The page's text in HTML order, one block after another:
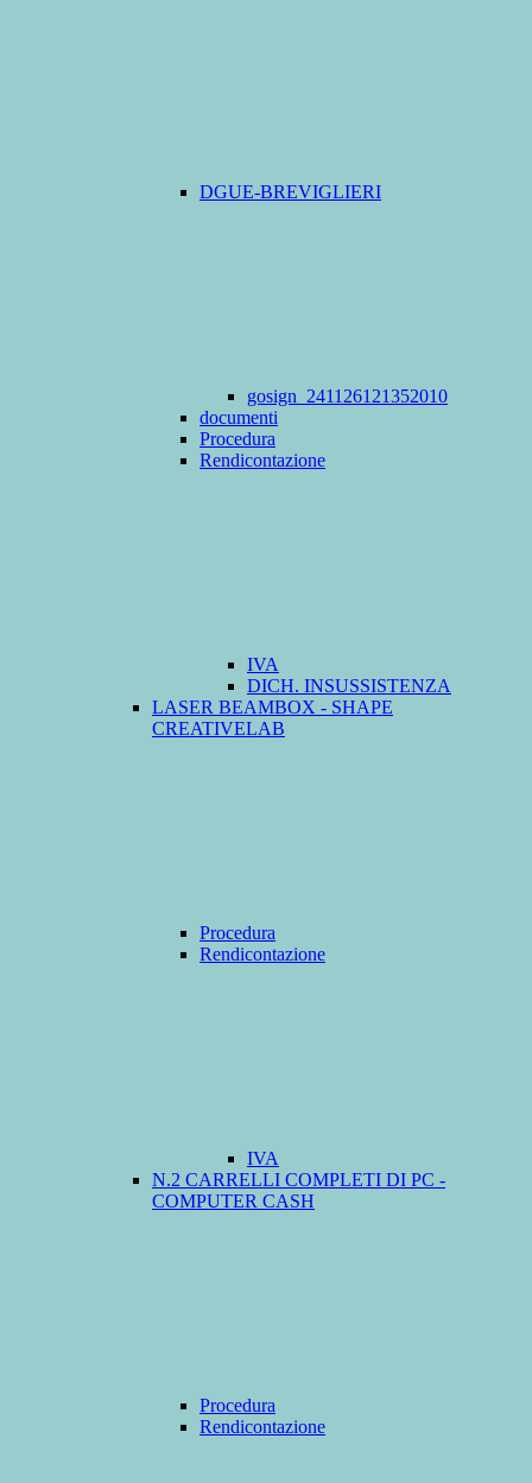
DGUE-BREVIGLIERI
gosign_241126121352010
documenti
Procedura
Rendicontazione
IVA
DICH. INSUSSISTENZA
LASER BEAMBOX - SHAPE
CREATIVELAB
Procedura
Rendicontazione
IVA
N.2 CARRELLI COMPLETI DI PC -
COMPUTER CASH
Procedura
Rendicontazione